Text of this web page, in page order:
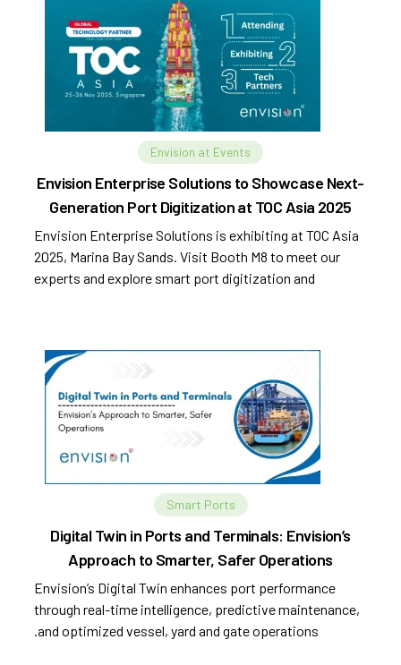
Envision at Events
Envision Enterprise Solutions to Showcase Next-
Generation Port Digitization at TOC Asia 2025
Envision Enterprise Solutions is exhibiting at TOC Asia
2025, Marina Bay Sands. Visit Booth M8 to meet our
experts and explore smart port digitization and
Smart Ports
Digital Twin in Ports and Terminals: Envision’s
Approach to Smarter, Safer Operations
Envision’s Digital Twin enhances port performance
through real-time intelligence, predictive maintenance,
and optimized vessel, yard and gate operations.